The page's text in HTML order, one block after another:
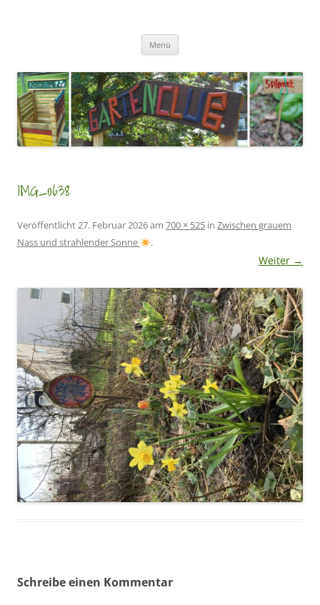
Menü
IMG_0638
Veröffentlicht27. Februar 2026am 700 × 525 in Zwischen grauem
Nass und strahlender Sonne
.
Weiter →
Schreibe einen Kommentar